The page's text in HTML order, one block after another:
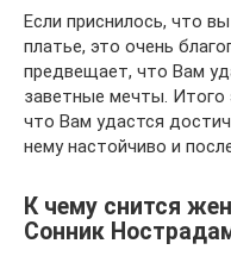
Если приснилось, что
платье, это очень
предвещает, что Вам
заветные мечты.
что Вам удастся
нему настойчиво и
К чему снится
Сонник